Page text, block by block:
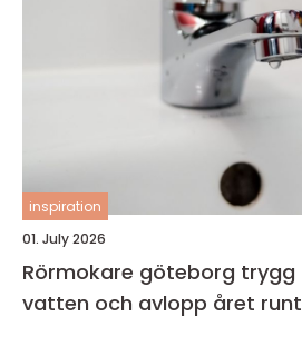
inspiration
01. July 2026
Rörmokare göteborg trygg hjälp med värme,
vatten och avlopp året runt